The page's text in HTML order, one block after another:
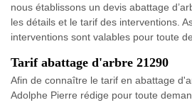
nous établissons un devis abattage
les détails et le tarif des interventions.
interventions sont valables pour toute
Tarif abattage d'arbre 21290
Afin de connaître le tarif en abattage
Adolphe Pierre rédige pour toute